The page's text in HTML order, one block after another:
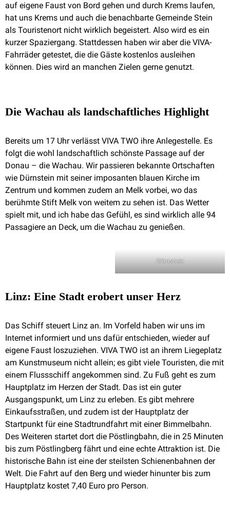
auf eigene Faust von Bord gehen und durch Krems laufen,
hat uns Krems und auch die benachbarte Gemeinde Stein
als Touristenort nicht wirklich begeistert. Also wird es ein
kurzer Spaziergang. Stattdessen haben wir aber die VIVA-
Fahrräder getestet, die die Gäste kostenlos ausleihen
können. Dies wird an manchen Zielen gerne genutzt.
Die Wachau als landschaftliches Highlight
Bereits um 17 Uhr verlässt VIVA TWO ihre Anlegestelle. Es
folgt die wohl landschaftlich schönste Passage auf der
Donau – die Wachau. Wir passieren bekannte Ortschaften
wie Dürnstein mit seiner imposanten blauen Kirche im
Zentrum und kommen zudem an Melk vorbei, wo das
berühmte Stift Melk von weitem zu sehen ist. Das Wetter
spielt mit, und ich habe das Gefühl, es sind wirklich alle 94
Passagiere an Deck, um die Wachau zu genießen.
Dürnstein
Linz: Eine Stadt erobert unser Herz
Das Schiff steuert Linz an. Im Vorfeld haben wir uns im
Internet informiert und uns dafür entschieden, wieder auf
eigene Faust loszuziehen. VIVA TWO ist an ihrem Liegeplatz
am Kunstmuseum nicht allein; es gibt viele Touristen, die mit
einem Flussschiff angekommen sind. Zu Fuß geht es zum
Hauptplatz im Herzen der Stadt. Das ist ein guter
Ausgangspunkt, um Linz zu erleben. Es gibt mehrere
Einkaufsstraßen, und zudem ist der Hauptplatz der
Startpunkt für eine Stadtrundfahrt mit einer Bimmelbahn.
Des Weiteren startet dort die Pöstlingbahn, die in 25 Minuten
bis zum Pöstlingberg fährt und eine echte Attraktion ist. Die
historische Bahn ist eine der steilsten Schienenbahnen der
Welt. Die Fahrt auf den Berg und wieder hinunter bis zum
Hauptplatz kostet 7,40 Euro pro Person.